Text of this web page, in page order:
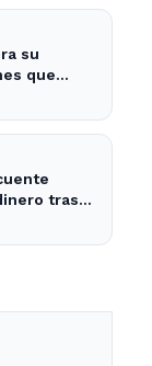
su
que
tras